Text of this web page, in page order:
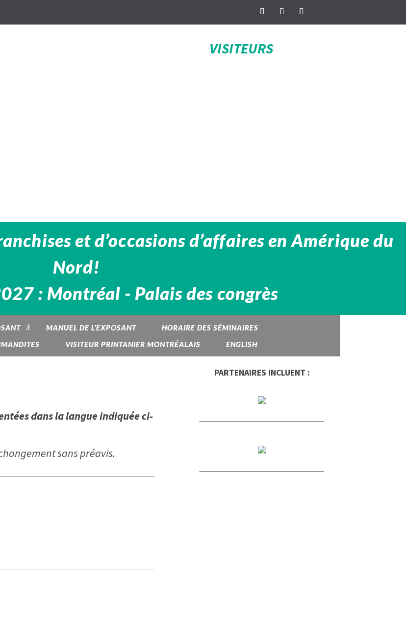
VISITEURS
et d’occasions d’affaires en Amérique du
Nord!
: Montréal - Palais des congrès
MANUEL DE L’EXPOSANT
HORAIRE DES SÉMINAIRES
VISITEUR PRINTANIER MONTRÉALAIS ENGLISH
dans la langue indiquée ci-
sans préavis.
PARTENAIRES INCLUENT :